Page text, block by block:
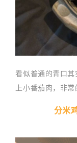
看似普通的青口
上小番茄肉，非常
分米